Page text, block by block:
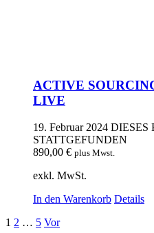
ACTIVE
LIVE
19. Februar 2024 DIESES
STATTGEFUNDEN
890,00 € plus Mwst.
exkl. MwSt.
In den Warenkorb Details
1 2 … 5 Vor